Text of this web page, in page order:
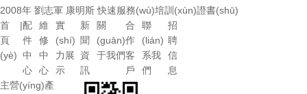
2008年 劉志軍 康明斯 快速服務(wù)培訓(xùn)證書(shū)
首
頁
(yè)
|配
件
中
心
維
修
中
心
實
(shí)
力展
示
新
聞
資
訊
關
(guān)
于我們
合
作
客
戶
聯
(lián)
系我
們
招
聘
信
息
主營(yíng)產